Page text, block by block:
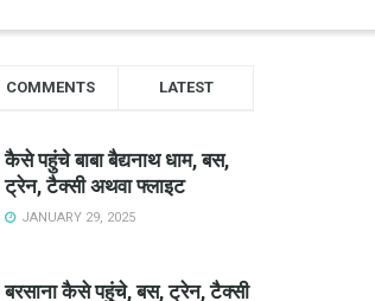
COMMENTS LATEST
कैसे पहुंचे बाबा बैद्यनाथ धाम, बस,
ट्रेन, टैक्सी अथवा फ्लाइट
JANUARY 29, 2025
बरसाना कैसे पहुंचे, बस, ट्रेन, टैक्सी